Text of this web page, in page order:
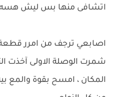
اتشافى منها بس ليش
اصابعي ترجف من امرر قطعة
شمرت الوصلة الاولى آخذت
المكان ، امسح بقوة والمع